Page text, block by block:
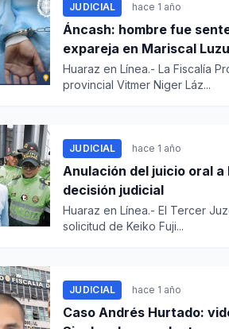
JUDICIAL hace 1 año
Áncash: hombre fue sentenciado a 20 años de prisión por abusar de su
expareja en Mariscal
Huaraz en Línea.- La Fiscalía
provincial Vitmer Niger Láz...
JUDICIAL hace 1 año
Anulación del juicio oral a
decisión judicial
Huaraz en Línea.- El Tercer
solicitud de Keiko Fuji...
JUDICIAL hace 1 año
Caso Andrés Hurtado: